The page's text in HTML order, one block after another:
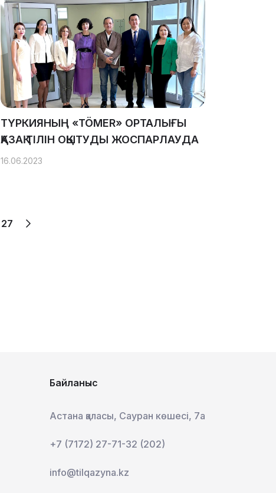
ТҮРКИЯНЫҢ «TÖMER» ОРТАЛЫҒЫ
ҚАЗАҚ ТІЛІН ОҚЫТУДЫ ЖОСПАРЛАУДА
16.06.2023
27
Байланыс
Астана қаласы, Сауран көшесі, 7а
+7 (7172) 27-71-32 (202)
info@tilqazyna.kz